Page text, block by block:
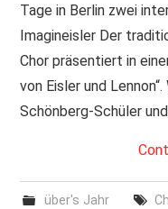
PRINT & CDS
IMPRESSUM
Tage in Berlin zwei
Imagineisler Der
Chor präsentiert in
von Eisler und
Schönberg-Schüler
über's Jahr